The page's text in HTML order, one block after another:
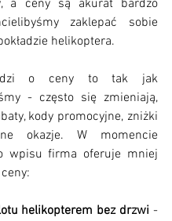
a ceny są akurat bardzo
zaklepać sobie
helikoptera.
o ceny to tak jak
- często się zmieniają,
kody promocyjne, zniżki
okazje. W momencie
wpisu firma oferuje mniej
helikopterem bez drzwi -